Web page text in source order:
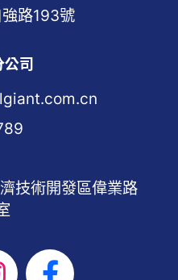
路193號
公司
技術開發區偉業路